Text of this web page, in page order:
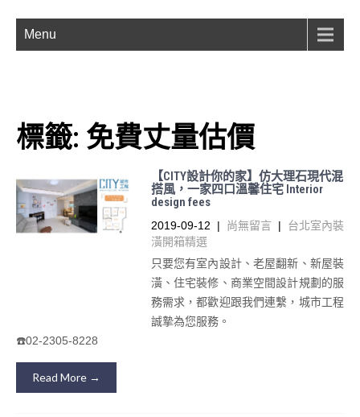
Menu
標籤: 免費丈量估價
【CITY設計你的家】仿大理石現代混
搭風，一家四口溫馨住宅 Interior
design fees
2019-09-12 | 尚無留言 | 台北室內裝
潢開箱精選
只要您有室內設計、老屋翻新、新屋裝
潢、住宅裝修、商業空間設計規劃的服
務需求，都歡迎跟我們連繫，城市工程
誠摯為您服務。
☎️02-2305-8228
Read More →